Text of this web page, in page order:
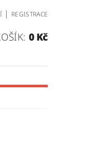
| REGISTRACE
0 Kč